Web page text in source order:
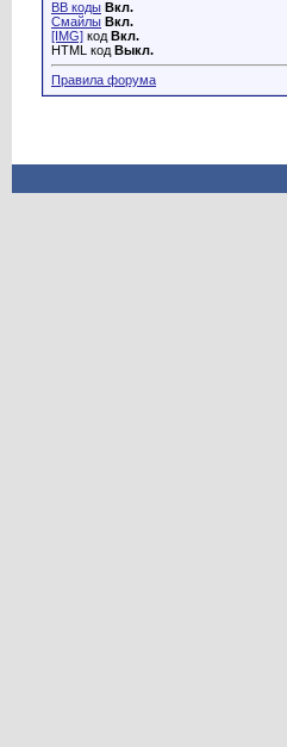
BB коды Вкл.
Смайлы Вкл.
[IMG] код Вкл.
HTML код Выкл.
Правила форума